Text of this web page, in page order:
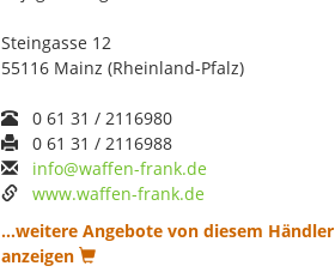
Steingasse 12
55116 Mainz (Rheinland-Pfalz)
0 61 31 / 2116980
0 61 31 / 2116988
info@waffen-frank.de
www.waffen-frank.de
...weitere Angebote von diesem Händler
anzeigen